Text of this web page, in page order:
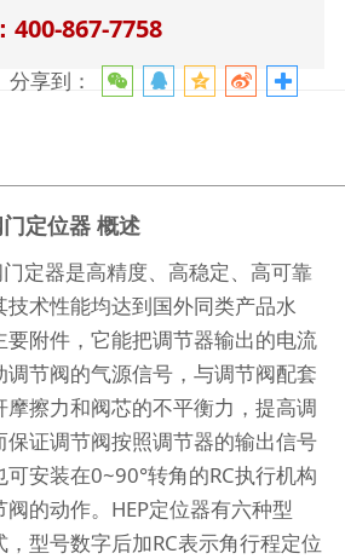
400-867-7758
分享到：
定位器 概述
定器是高精度、高稳定、高可靠
术性能均达到国外同类产品水
附件，它能把调节器输出的电流
节阀的气源信号，与调节阀配套
擦力和阀芯的不平衡力，提高调
证调节阀按照调节器的输出信号
安装在0~90°转角的RC执行机构
的动作。HEP定位器有六种型
型号数字后加RC表示角行程定位